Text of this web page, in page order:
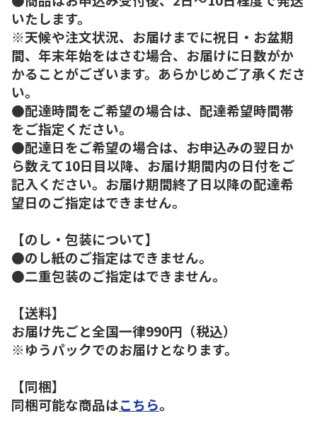
いたします。
※天候や注文状況、お届けまでに祝日・お盆期
間、年末年始をはさむ場合、お届けに日数がか
かることがございます。あらかじめご了承くださ
い。
●配達時間をご希望の場合は、配達希望時間帯
をご指定ください。
●配達日をご希望の場合は、お申込みの翌日か
ら数えて10日目以降、お届け期間内の日付をご
記入ください。お届け期間終了日以降の配達希
望日のご指定はできません。
【のし・包装について】
●のし紙のご指定はできません。
●二重包装のご指定はできません。
【送料】
お届け先ごと全国一律990円（税込）
※ゆうパックでのお届けとなります。
【同梱】
同梱可能な商品はこちら。